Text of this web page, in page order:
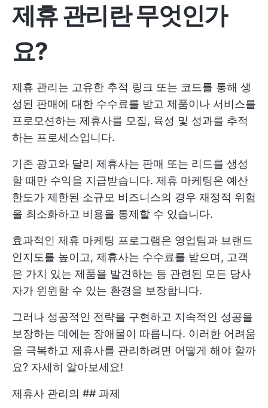
제휴 관리란 무엇인가
요?
제휴 관리는 고유한 추적 링크 또는 코드를 통해 생
성된 판매에 대한 수수료를 받고 제품이나 서비스를
프로모션하는 제휴사를 모집, 육성 및 성과를 추적
하는 프로세스입니다.
기존 광고와 달리 제휴사는 판매 또는 리드를 생성
할 때만 수익을 지급받습니다. 제휴 마케팅은 예산
한도가 제한된 소규모 비즈니스의 경우 재정적 위험
을 최소화하고 비용을 통제할 수 있습니다.
효과적인 제휴 마케팅 프로그램은 영업팀과 브랜드
인지도를 높이고, 제휴사는 수수료를 받으며, 고객
은 가치 있는 제품을 발견하는 등 관련된 모든 당사
자가 윈윈할 수 있는 환경을 보장합니다.
그러나 성공적인 전략을 구현하고 지속적인 성공을
보장하는 데에는 장애물이 따릅니다. 이러한 어려움
을 극복하고 제휴사를 관리하려면 어떻게 해야 할까
요? 자세히 알아보세요!
제휴사 관리의 ## 과제